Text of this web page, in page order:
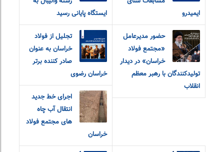
ایمیدرو
ایستگاه پایانی رسید
حضور مدیرعامل
«مجتمع فولاد
خراسان» در دیدار
تولیدکنندگان با رهبر معظم
انقلاب
تجلیل از فولاد
خراسان به عنوان
صادر کننده برتر
خراسان رضوی
اجرای خط جدید
انتقال آب چاه
های مجتمع فولاد
خراسان